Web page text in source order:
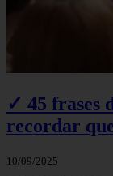
✓ 45 frases
recordar
10/09/2025